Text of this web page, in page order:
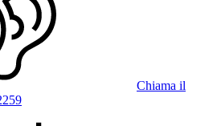
Chiama il